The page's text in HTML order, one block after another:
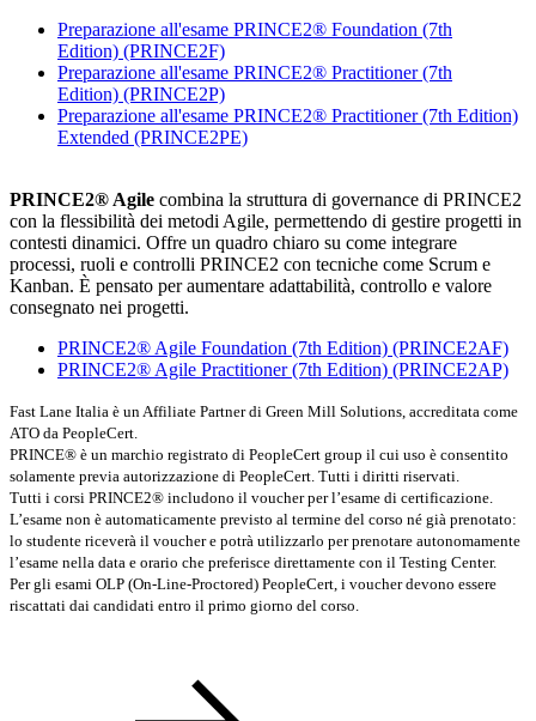
Preparazione all'esame PRINCE2® Foundation (7th
Edition) (PRINCE2F)
Preparazione all'esame PRINCE2® Practitioner (7th
Edition) (PRINCE2P)
Preparazione all'esame PRINCE2® Practitioner (7th Edition)
Extended (PRINCE2PE)
PRINCE2® Agile combina la struttura di governance di PRINCE2
con la flessibilità dei metodi Agile, permettendo di gestire progetti in
contesti dinamici. Offre un quadro chiaro su come integrare
processi, ruoli e controlli PRINCE2 con tecniche come Scrum e
Kanban. È pensato per aumentare adattabilità, controllo e valore
consegnato nei progetti.
PRINCE2® Agile Foundation (7th Edition) (PRINCE2AF)
PRINCE2® Agile Practitioner (7th Edition) (PRINCE2AP)
Fast Lane Italia è un Affiliate Partner di Green Mill Solutions, accreditata come
ATO da PeopleCert.
PRINCE® è un marchio registrato di PeopleCert group il cui uso è consentito
solamente previa autorizzazione di PeopleCert. Tutti i diritti riservati.
Tutti i corsi PRINCE2® includono il voucher per l’esame di certificazione.
L’esame non è automaticamente previsto al termine del corso né già prenotato:
lo studente riceverà il voucher e potrà utilizzarlo per prenotare autonomamente
l’esame nella data e orario che preferisce direttamente con il Testing Center.
Per gli esami OLP (On-Line-Proctored) PeopleCert, i voucher devono essere
riscattati dai candidati entro il primo giorno del corso.